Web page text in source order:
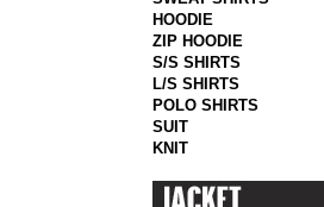
HOODIE
ZIP HOODIE
S/S SHIRTS
L/S SHIRTS
POLO SHIRTS
SUIT
KNIT